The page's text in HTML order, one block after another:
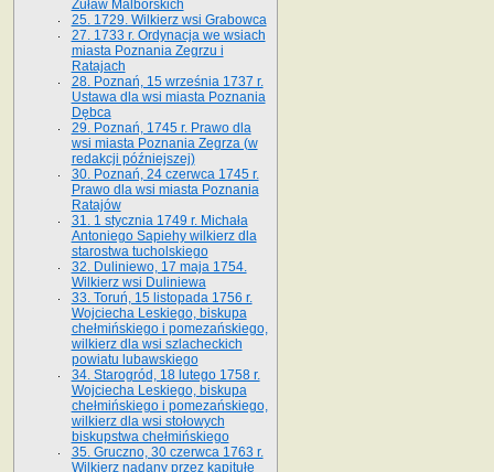
Żuław Malborskich
25. 1729. Wilkierz wsi Grabowca
27. 1733 r. Ordynacja we wsiach
miasta Poznania Zegrzu i
Ratajach
28. Poznań, 15 września 1737 r.
Ustawa dla wsi miasta Poznania
Dębca
29. Poznań, 1745 r. Prawo dla
wsi miasta Poznania Zegrza (w
redakcji późniejszej)
30. Poznań, 24 czerwca 1745 r.
Prawo dla wsi miasta Poznania
Ratajów
31. 1 stycznia 1749 r. Michała
Antoniego Sapiehy wilkierz dla
starostwa tucholskiego
32. Duliniewo, 17 maja 1754.
Wilkierz wsi Duliniewa
33. Toruń, 15 listopada 1756 r.
Wojciecha Leskiego, biskupa
chełmińskiego i pomezańskiego,
wilkierz dla wsi szlacheckich
powiatu lubawskiego
34. Starogród, 18 lutego 1758 r.
Wojciecha Leskiego, biskupa
chełmińskiego i pomezańskiego,
wilkierz dla wsi stołowych
biskupstwa chełmińskiego
35. Gruczno, 30 czerwca 1763 r.
Wilkierz nadany przez kapitułę